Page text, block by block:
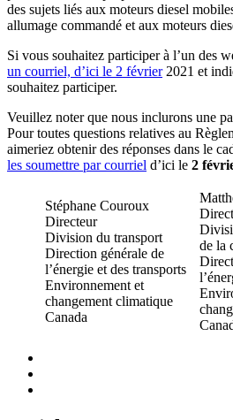
des sujets liés aux moteurs diesel
allumage commandé et aux moteurs
Si vous souhaitez participer à l’un des
un courriel, d’ici le 2 février2021 et
souhaitez participer.
Veuillez noter que nous inclurons une
Pour toutes questions relatives au
aimeriez obtenir des réponses dans le
les soumettre par courriel d’ici le 2
Stéphane Couroux
Directeur
Division du transport
Direction générale de
l’énergie et des transports
Environnement et
changement climatique
Canada
de la